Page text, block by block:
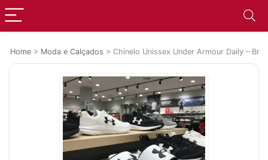
Home > Moda e Calçados > Chinelo Unissex Under Armour Daily –